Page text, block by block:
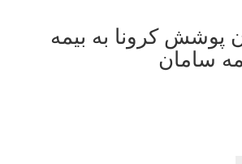
پوشش كرونا به بیمه
سامان